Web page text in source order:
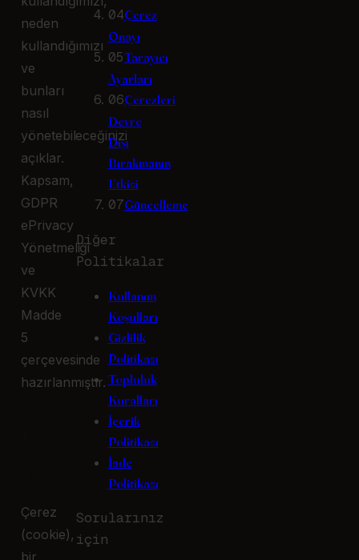
neden
kullandığımızı
ve
bunları
nasıl
yönetebileceğinizi
açıklar.
Kapsam,
GDPR
ePrivacy
Yönetmeliği
ve
KVKK
Madde
5
çerçevesinde
hazırlanmıştır.
Çerez
(cookie),
bir
04Çerez
Onayı
05Tarayıcı
Ayarları
06Çerezleri
Devre
Dışı
Bırakmanın
Etkisi
07Güncelleme
Diğer
Politikalar
Kullanım
Koşulları
Gizlilik
Politikası
Topluluk
Kuralları
İçerik
Politikası
İade
Politikası
Sorularınız
için